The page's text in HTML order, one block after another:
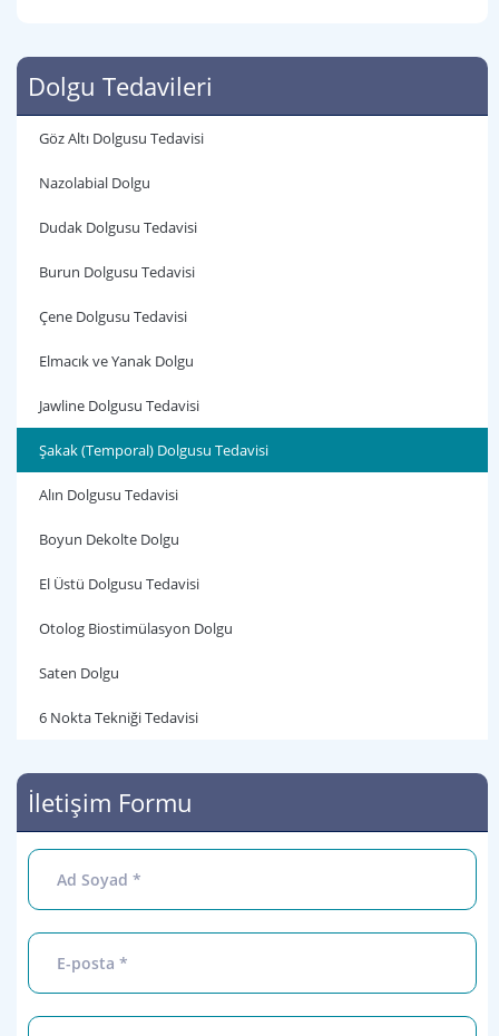
Dolgu Tedavileri
Göz Altı Dolgusu Tedavisi
Nazolabial Dolgu
Dudak Dolgusu Tedavisi
Burun Dolgusu Tedavisi
Çene Dolgusu Tedavisi
Elmacık ve Yanak Dolgu
Jawline Dolgusu Tedavisi
Şakak (Temporal) Dolgusu Tedavisi
Alın Dolgusu Tedavisi
Boyun Dekolte Dolgu
El Üstü Dolgusu Tedavisi
Otolog Biostimülasyon Dolgu
Saten Dolgu
6 Nokta Tekniği Tedavisi
İletişim Formu